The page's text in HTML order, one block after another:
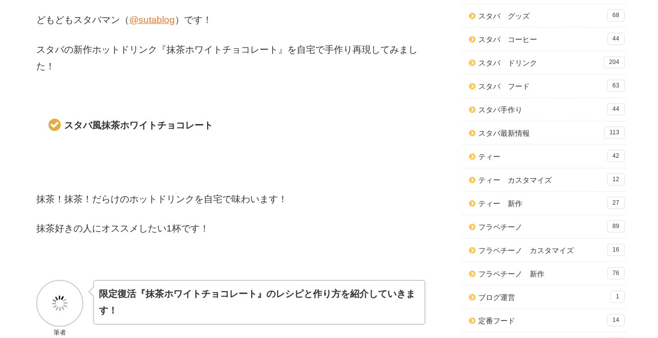
どもどもスタバマン（@sutablog）です！
スタバの新作ホットドリンク『抹茶ホワイトチョコレート』を自宅で手作り再現してみまし
た！
スタバ風抹茶ホワイトチョコレート
抹茶！抹茶！だらけのホットドリンクを自宅で味わいます！
抹茶好きの人にオススメしたい1杯です！
筆者
限定復活『抹茶ホワイトチョコレート』のレシピと作り方を紹介していきま
す！
スタバ グッズ 68
スタバ コーヒー 44
スタバ ドリンク 204
スタバ フード 63
スタバ手作り 44
スタバ最新情報 113
ティー 42
ティー カスタマイズ 12
ティー 新作 27
フラペチーノ 89
フラペチーノ カスタマイズ 16
フラペチーノ 新作 76
ブログ運営 1
定番フード 14